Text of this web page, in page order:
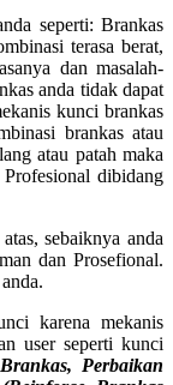
seperti: Brankas
terasa berat,
dan masalah-
anda tidak dapat
kunci brankas
brankas atau
atau patah maka
dibidang
sebaiknya anda
dan Prosefional.
karena mekanis
user seperti kunci
Perbaikan